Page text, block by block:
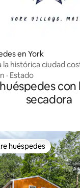
en York
la histórica ciudad
n.º 2
· Estado
con
secadora
en Favorito entre
huéspedes